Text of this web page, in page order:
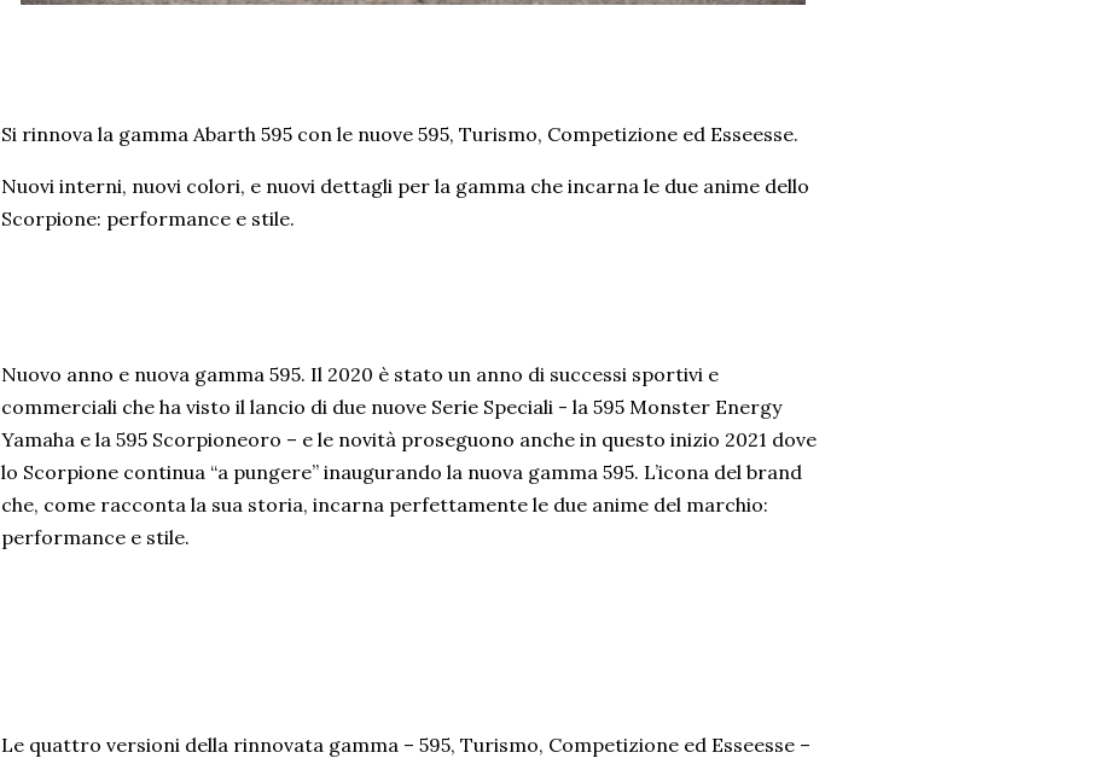
Si rinnova la gamma Abarth 595 con le nuove 595, Turismo, Competizione ed Esseesse.
Nuovi interni, nuovi colori, e nuovi dettagli per la gamma che incarna le due anime dello
Scorpione: performance e stile.
Nuovo anno e nuova gamma 595. Il 2020 è stato un anno di successi sportivi e
commerciali che ha visto il lancio di due nuove Serie Speciali - la 595 Monster Energy
Yamaha e la 595 Scorpioneoro – e le novità proseguono anche in questo inizio 2021 dove
lo Scorpione continua “a pungere” inaugurando la nuova gamma 595. L’icona del brand
che, come racconta la sua storia, incarna perfettamente le due anime del marchio:
performance e stile.
Le quattro versioni della rinnovata gamma – 595, Turismo, Competizione ed Esseesse –